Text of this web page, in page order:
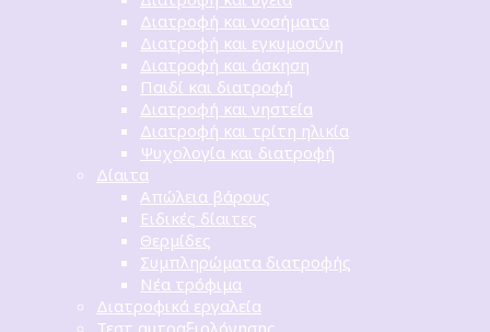
Διατροφή και νοσήματα
Διατροφή και εγκυμοσύνη
Διατροφή και άσκηση
Παιδί και διατροφή
Διατροφή και νηστεία
Διατροφή και τρίτη ηλικία
Ψυχολογία και διατροφή
Δίαιτα
Απώλεια βάρους
Ειδικές δίαιτες
Θερμίδες
Συμπληρώματα διατροφής
Νέα τρόφιμα
Διατροφικά εργαλεία
Τεστ αυτοαξιολόγησης